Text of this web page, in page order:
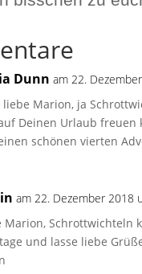
Dunn am 22.
liebe Marion, ja
Deinen Urlaub freuen
schönen vierten
am 22. Dezember 2018
Marion, Schrottwichteln
und lasse liebe